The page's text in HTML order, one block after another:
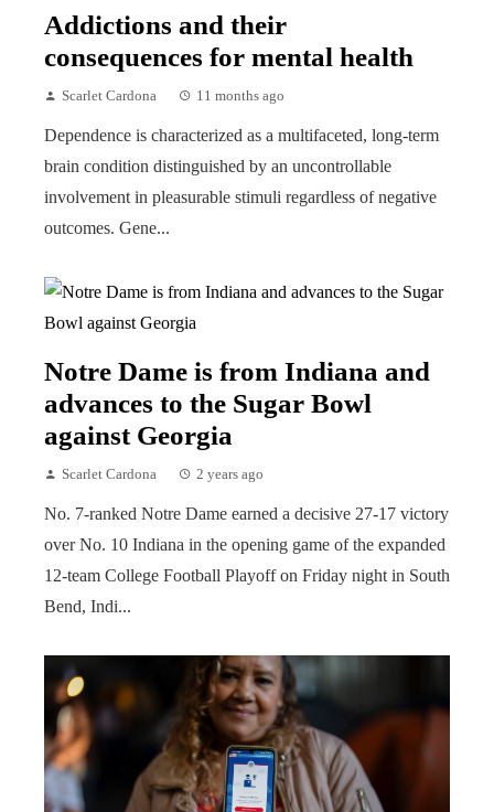
Addictions and their
consequences for mental health
Scarlet Cardona 11 months ago
Dependence is characterized as a multifaceted, long-term
brain condition distinguished by an uncontrollable
involvement in pleasurable stimuli regardless of negative
outcomes. Gene...
Notre Dame is from Indiana and
advances to the Sugar Bowl
against Georgia
Scarlet Cardona 2 years ago
No. 7-ranked Notre Dame earned a decisive 27-17 victory
over No. 10 Indiana in the opening game of the expanded
12-team College Football Playoff on Friday night in South
Bend, Indi...